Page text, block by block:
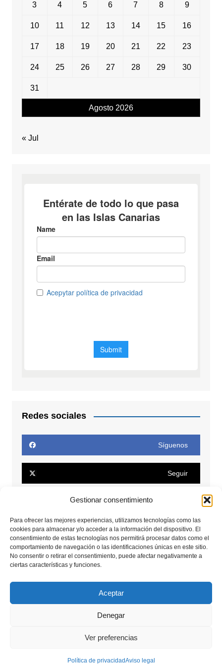
Gestionar consentimiento
Para ofrecer las mejores experiencias, utilizamos tecnologías como las
cookies para almacenar y/o acceder a la información del dispositivo. El
consentimiento de estas tecnologías nos permitirá procesar datos como el
comportamiento de navegación o las identificaciones únicas en este sitio.
No consentir o retirar el consentimiento, puede afectar negativamente a
ciertas características y funciones.
Aceptar
Denegar
Ver preferencias
Política de privacidadAviso legal
Agosto 2026
3 4 5 6 7 8 9
10 11 12 13 14 15 16
17 18 19 20 21 22 23
24 25 26 27 28 29 30
31
« Jul
Redes sociales
Síguenos
Seguir
Conectar
Seguir
Copyrights © 2025. Todos los derechos reservados.
Política de privacidad